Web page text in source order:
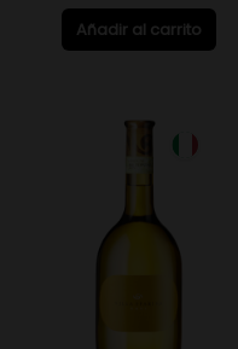
Añadir al carrito